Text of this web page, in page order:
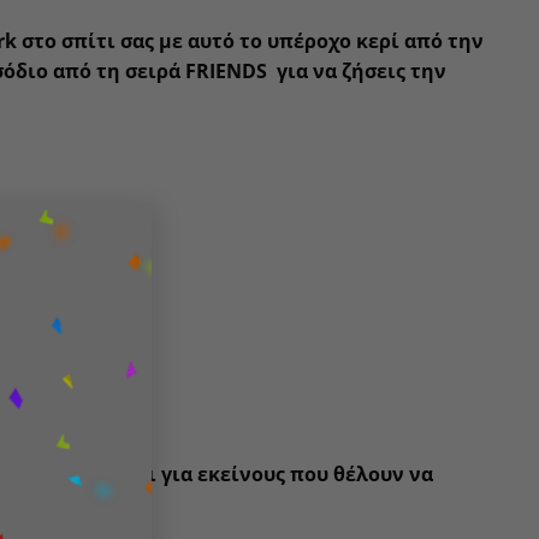
σπίτι σας με αυτό το υπέροχο κερί από την
από τη σειρά FRIENDS για να ζήσεις την
και για εκείνους που θέλουν να